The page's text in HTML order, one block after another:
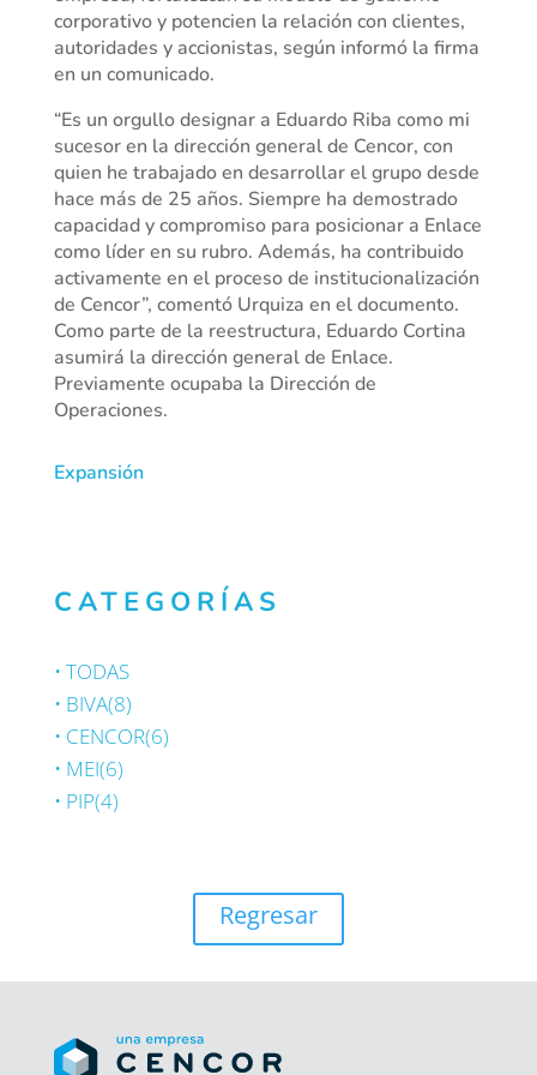
corporativo y potencien la relación con clientes,
autoridades y accionistas, según informó la firma
en un comunicado.
“Es un orgullo designar a Eduardo Riba como mi
sucesor en la dirección general de Cencor, con
quien he trabajado en desarrollar el grupo desde
hace más de 25 años. Siempre ha demostrado
capacidad y compromiso para posicionar a Enlace
como líder en su rubro. Además, ha contribuido
activamente en el proceso de institucionalización
de Cencor”, comentó Urquiza en el documento.
Como parte de la reestructura, Eduardo Cortina
asumirá la dirección general de Enlace.
Previamente ocupaba la Dirección de
Operaciones.
Expansión
CATEGORÍAS
• TODAS
• BIVA(8)
• CENCOR(6)
• MEI(6)
• PIP(4)
Regresar